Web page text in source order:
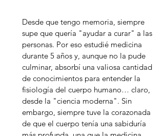
Desde que tengo memoria, siempre
supe que quería "ayudar a curar" a las
personas. Por eso estudié medicina
durante 5 años y, aunque no la pude
culminar, absorbí una valiosa cantidad
de conocimientos para entender la
fisiología del cuerpo humano… claro,
desde la "ciencia moderna". Sin
embargo, siempre tuve la corazonada
de que el cuerpo tenía una sabiduría